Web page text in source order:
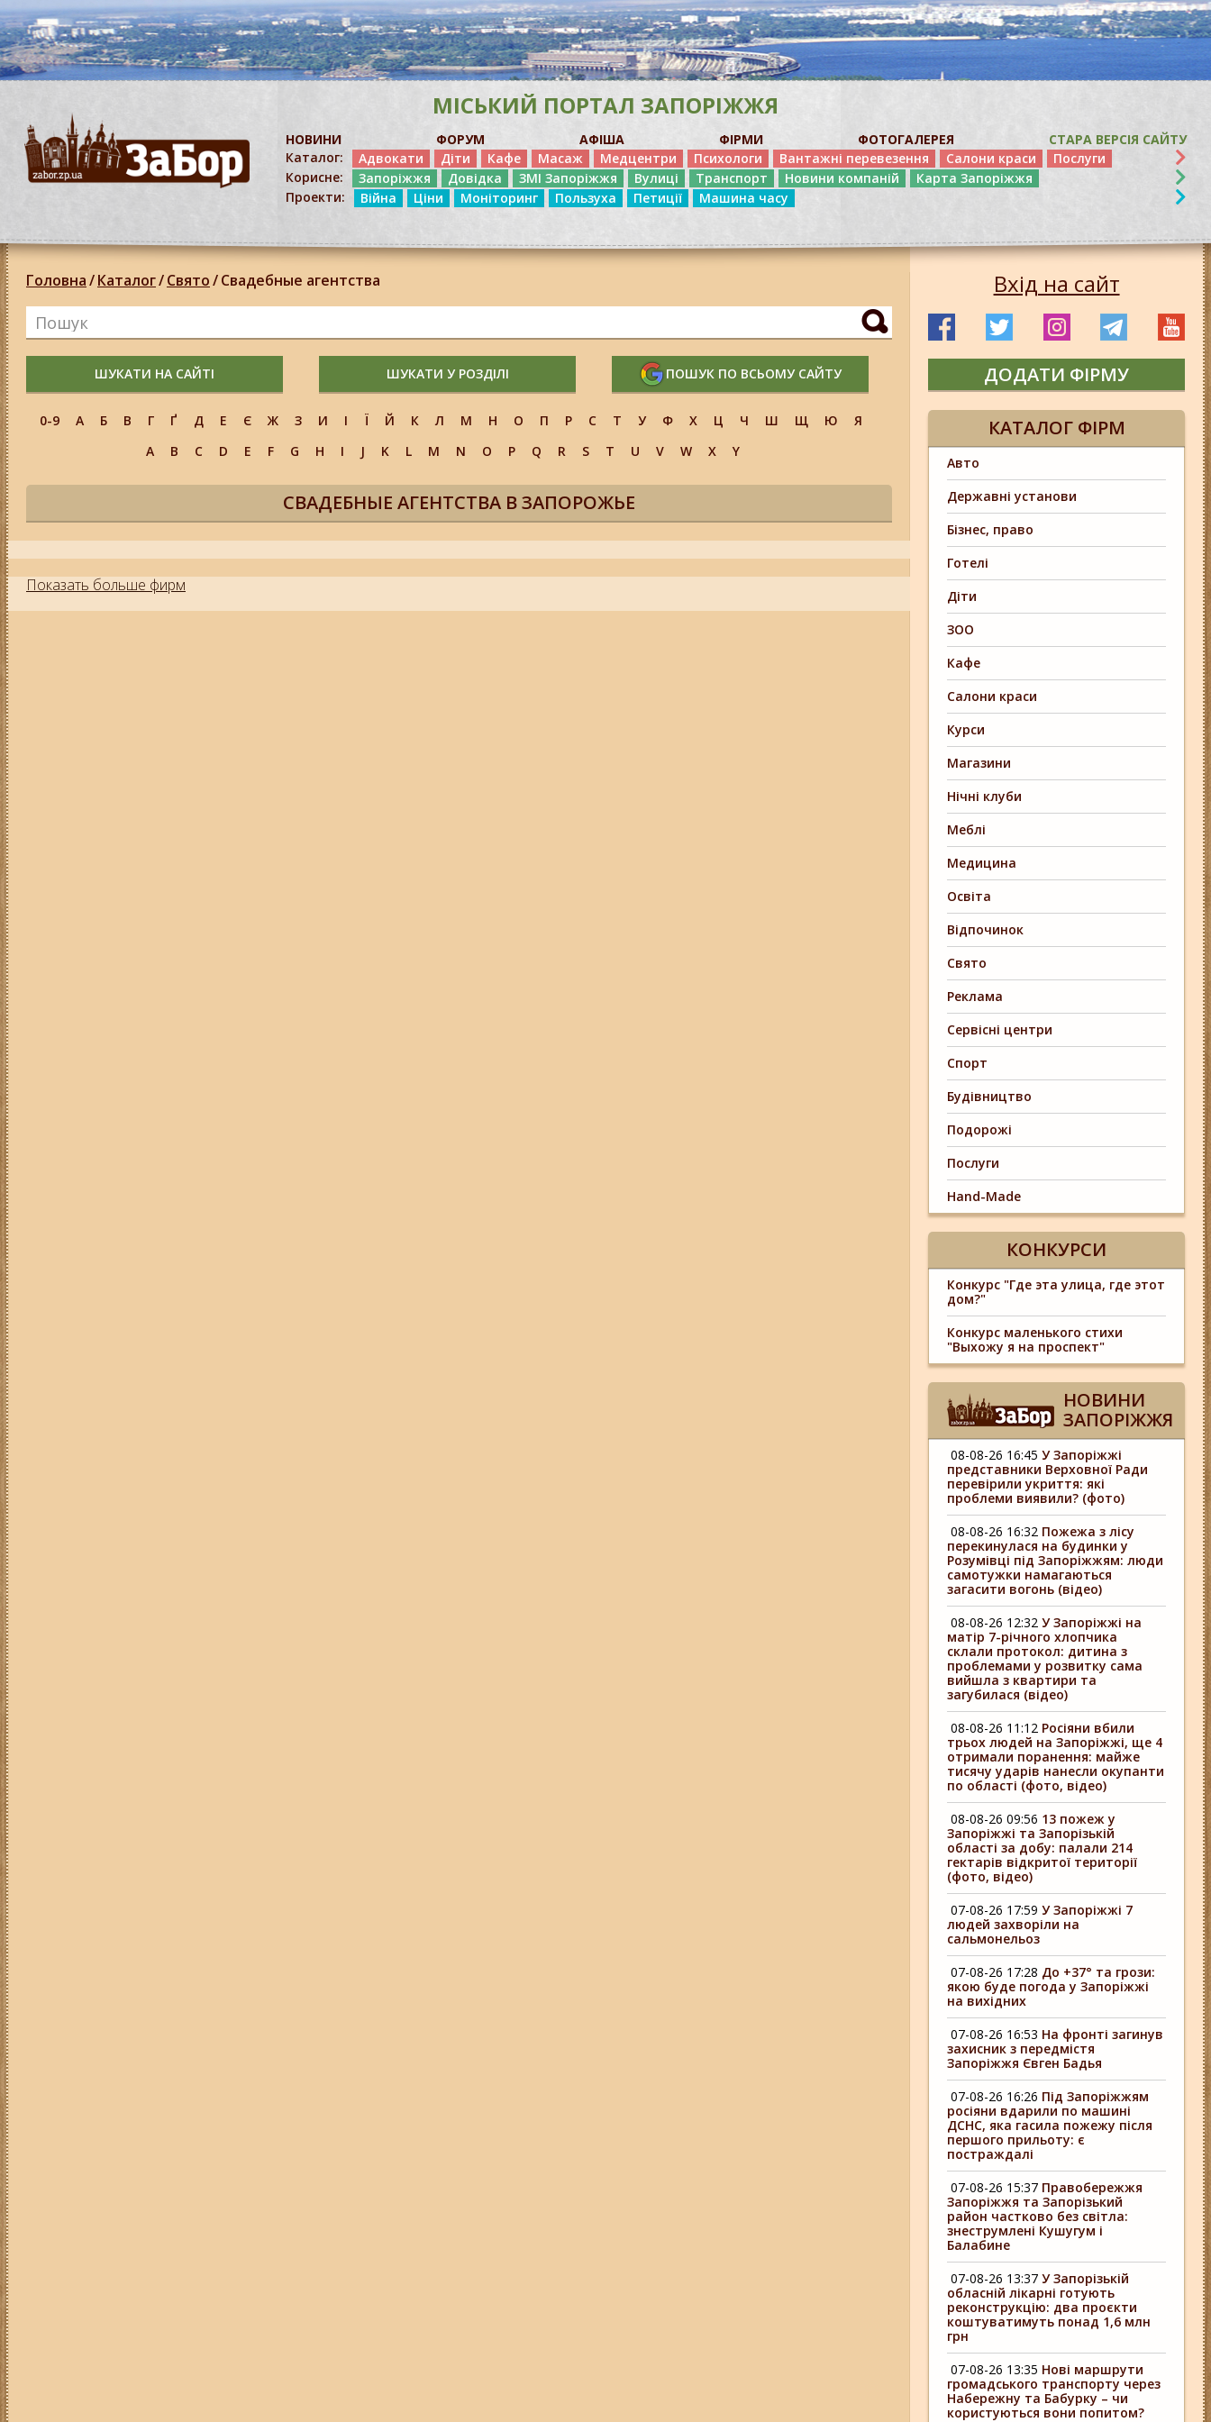
МІСЬКИЙ ПОРТАЛ ЗАПОРІЖЖЯ
НОВИНИ ФОРУМ АФІША ФІРМИ ФОТОГАЛЕРЕЯ
СТАРА ВЕРСІЯ САЙТУ
Каталог:
Адвокати Діти Кафе Масаж Медцентри Психологи Вантажні перевезення Салони краси
Послуги
Корисне:
Запоріжжя Довідка ЗМІ Запоріжжя Вулиці Транспорт Новини компаній
Карта Запоріжжя
Проекти:
Війна Ціни Моніторинг Пользуха Петиції Машина часу
Головна/Каталог/Свято/Свадебные агентства
ШУКАТИ НА САЙТІ ШУКАТИ У РОЗДІЛІ ПОШУК ПО ВСЬОМУ САЙТУ
0-9 А Б В Г Ґ Д Е Є Ж З И І Ї Й К Л М Н О П Р С Т У Ф Х Ц Ч Ш Щ Ю
Я
A
B C D E F G H I J K L M N O P Q R S T U V W X Y
СВАДЕБНЫЕ АГЕНТСТВА В ЗАПОРОЖЬЕ
Показать больше фирм
Вхід на сайт
ДОДАТИ ФІРМУ
КАТАЛОГ ФІРМ
Авто
Державні установи
Бізнес, право
Готелі
Діти
ЗОО
Кафе
Салони краси
Курси
Магазини
Нічні клуби
Меблі
Медицина
Освіта
Відпочинок
Свято
Реклама
Сервісні центри
Спорт
Будівництво
Подорожі
Послуги
Hand-Made
КОНКУРСИ
Конкурс "Где эта улица, где этот
дом?"
Конкурс маленького стихи
"Выхожу я на проспект"
НОВИНИ
ЗАПОРІЖЖЯ
08-08-26 16:45 У Запоріжжі
представники Верховної Ради
перевірили укриття: які
проблеми виявили? (фото)
08-08-26 16:32 Пожежа з лісу
перекинулася на будинки у
Розумівці під Запоріжжям: люди
самотужки намагаються
загасити вогонь (відео)
08-08-26 12:32 У Запоріжжі на
матір 7-річного хлопчика
склали протокол: дитина з
проблемами у розвитку сама
вийшла з квартири та
загубилася (відео)
08-08-26 11:12 Росіяни вбили
трьох людей на Запоріжжі, ще 4
отримали поранення: майже
тисячу ударів нанесли окупанти
по області (фото, відео)
08-08-26 09:56 13 пожеж у
Запоріжжі та Запорізькій
області за добу: палали 214
гектарів відкритої території
(фото, відео)
07-08-26 17:59 У Запоріжжі 7
людей захворіли на
сальмонельоз
07-08-26 17:28 До +37° та грози:
якою буде погода у Запоріжжі
на вихідних
07-08-26 16:53 На фронті загинув
захисник з передмістя
Запоріжжя Євген Бадья
07-08-26 16:26 Під Запоріжжям
росіяни вдарили по машині
ДСНС, яка гасила пожежу після
першого прильоту: є
постраждалі
07-08-26 15:37 Правобережжя
Запоріжжя та Запорізький
район частково без світла:
знеструмлені Кушугум і
Балабине
07-08-26 13:37 У Запорізькій
обласній лікарні готують
реконструкцію: два проєкти
коштуватимуть понад 1,6 млн
грн
07-08-26 13:35 Нові маршрути
громадського транспорту через
Набережну та Бабурку – чи
користуються вони попитом?